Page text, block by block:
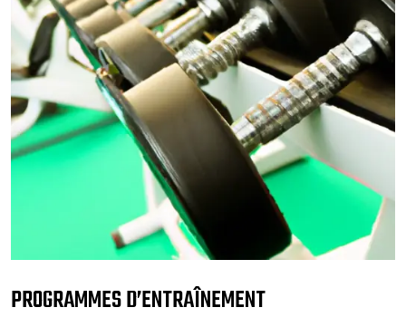
PROGRAMMES D’ENTRAÎNEMENT